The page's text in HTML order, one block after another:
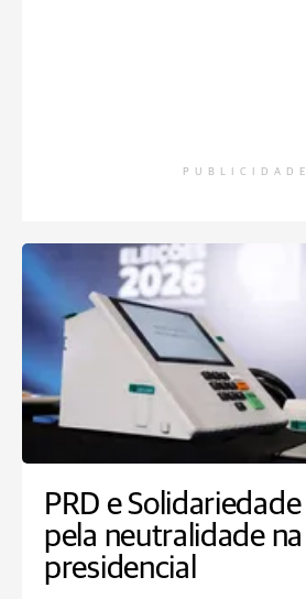
PUBLICIDADE
PRD e
pela neutralidade
presidencial